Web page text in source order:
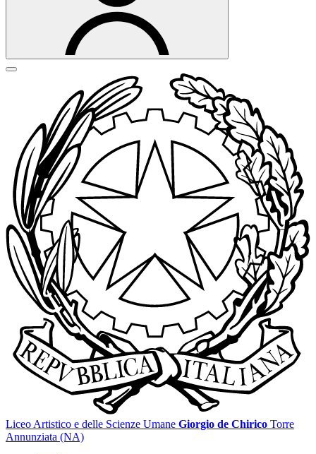
Liceo Artistico e delle Scienze Umane Giorgio de Chirico Torre
Annunziata (NA)